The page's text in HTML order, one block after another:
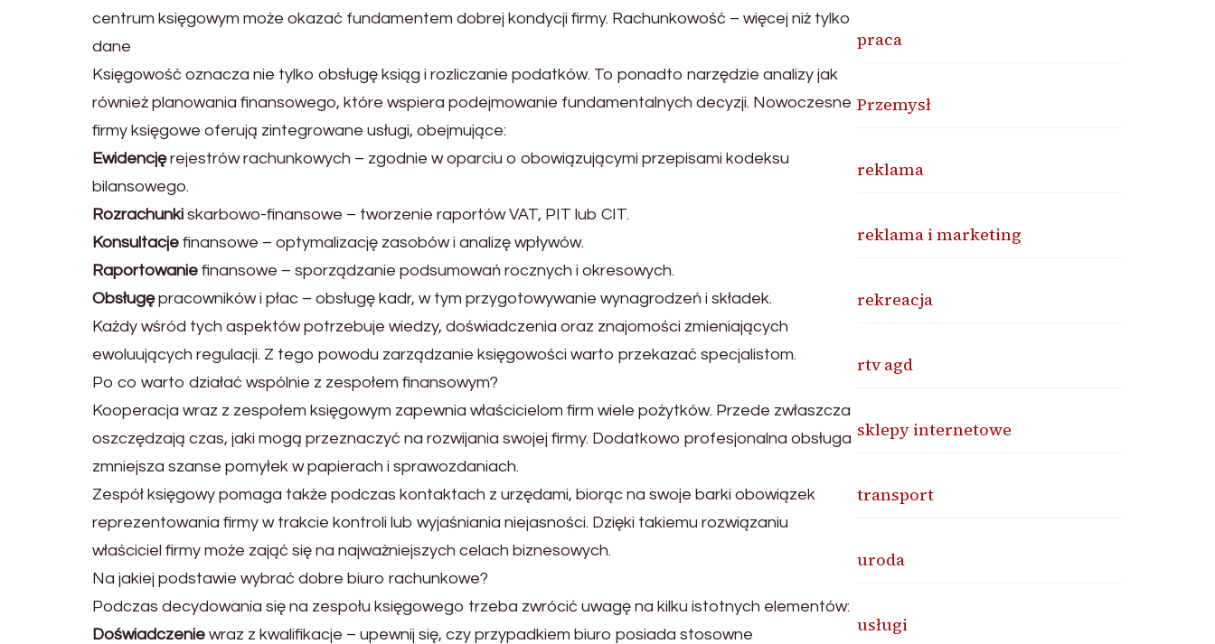
centrum księgowym może okazać fundamentem dobrej kondycji firmy. Rachunkowość – więcej niż tylko
dane
Księgowość oznacza nie tylko obsługę ksiąg i rozliczanie podatków. To ponadto narzędzie analizy jak
również planowania finansowego, które wspiera podejmowanie fundamentalnych decyzji. Nowoczesne
firmy księgowe oferują zintegrowane usługi, obejmujące:
Ewidencjęrejestrów rachunkowych – zgodnie w oparciu o obowiązującymi przepisami kodeksu
bilansowego.
Rozrachunki skarbowo-finansowe – tworzenie raportów VAT, PIT lub CIT.
Konsultacje finansowe – optymalizację zasobów i analizę wpływów.
Raportowanie finansowe – sporządzanie podsumowań rocznych i okresowych.
Obsługępracowników i płac – obsługę kadr, w tym przygotowywanie wynagrodzeń i składek.
Każdy wśród tych aspektów potrzebuje wiedzy, doświadczenia oraz znajomości zmieniających
ewoluujących regulacji. Z tego powodu zarządzanie księgowości warto przekazać specjalistom.
Po co warto działać wspólnie z zespołem finansowym?
Kooperacja wraz z zespołem księgowym zapewnia właścicielom firm wiele pożytków. Przede zwłaszcza
oszczędzają czas, jaki mogą przeznaczyć na rozwijania swojej firmy. Dodatkowo profesjonalna obsługa
zmniejsza szanse pomyłek w papierach i sprawozdaniach.
Zespół księgowy pomaga także podczas kontaktach z urzędami, biorąc na swoje barki obowiązek
reprezentowania firmy w trakcie kontroli lub wyjaśniania niejasności. Dzięki takiemu rozwiązaniu
właściciel firmy może zająć się na najważniejszych celach biznesowych.
Na jakiej podstawie wybrać dobre biuro rachunkowe?
Podczas decydowania się na zespołu księgowego trzeba zwrócić uwagę na kilku istotnych elementów:
Doświadczenie wraz z kwalifikacje – upewnij się, czy przypadkiem biuro posiada stosowne
praca
Przemysł
reklama
reklama i marketing
rekreacja
rtv agd
sklepy internetowe
transport
uroda
usługi